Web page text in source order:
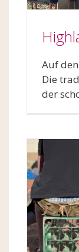
Auf
Die
der